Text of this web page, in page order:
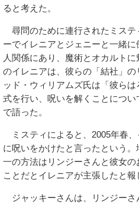
ると考えた。
尋問のために連行されたミステ
ーでイレニアとジェニーと一緒
人関係にあり、魔術とオカルト
のイレニアは、彼らの「結社」
ッド・ウィリアムズ氏は「彼ら
式を行い、呪いを解くことにつ
で語った。
ミスティによると、2005年春
に呪いをかけたと言ったという
一の方法はリンジーさんと彼女
ことだとイレニアが主張したと報
ジャッキーさんは、リンジーさ